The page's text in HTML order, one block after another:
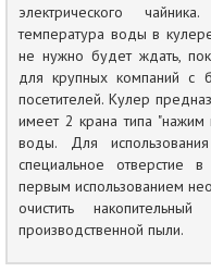
электрического
температура воды в
не нужно будет ждать,
для крупных компаний с
посетителей. Кулер
имеет 2 крана типа "нажим
воды. Для
специальное отверстие
первым использованием
очистить
производственной пыли.